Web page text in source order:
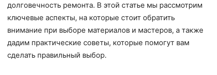
долговечность ремонта. В этой статье мы рассмотрим
ключевые аспекты, на которые стоит обратить
внимание при выборе материалов и мастеров, а также
дадим практические советы, которые помогут вам
сделать правильный выбор.